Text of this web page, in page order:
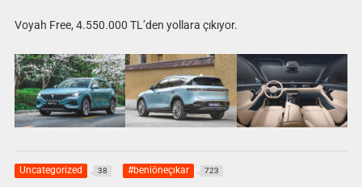
Voyah Free, 4.550.000 TL’den yollara çıkıyor.
Uncategorized 38 #beniöneçıkar 723